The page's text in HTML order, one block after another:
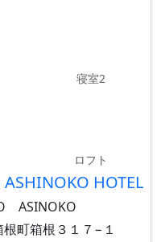
寝室2
ロフト
HOTEL
ASINOKO
町箱根３１７−１